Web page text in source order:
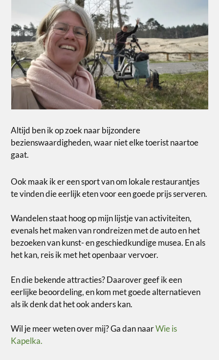
Altijd ben ik op zoek naar bijzondere
bezienswaardigheden, waar niet elke toerist naartoe
gaat.
Ook maak ik er een sport van om lokale restaurantjes
te vinden die eerlijk eten voor een goede prijs serveren.
Wandelen staat hoog op mijn lijstje van activiteiten,
evenals het maken van rondreizen met de auto en het
bezoeken van kunst- en geschiedkundige musea. En als
het kan, reis ik met het openbaar vervoer.
En die bekende attracties? Daarover geef ik een
eerlijke beoordeling, en kom met goede alternatieven
als ik denk dat het ook anders kan.
Wil je meer weten over mij? Ga dan naarWie is
Kapelka.